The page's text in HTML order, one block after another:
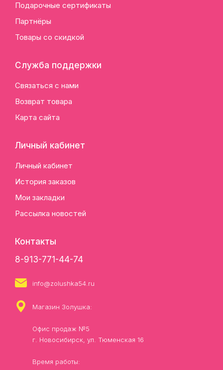
Подарочные сертификаты
Партнёры
Товары со скидкой
Служба поддержки
Связаться с нами
Возврат товара
Карта сайта
Личный кабинет
Личный кабинет
История заказов
Мои закладки
Рассылка новостей
Контакты
8-913-771-44-74
info@zolushka54.ru
Магазин Золушка:
Офис продаж №5
г. Новосибирск, ул. Тюменская 16
Время работы: